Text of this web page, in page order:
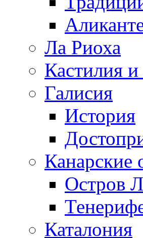
Ла Риоха
Кастилия
Галисия
История
Канарские
Остров
Каталония